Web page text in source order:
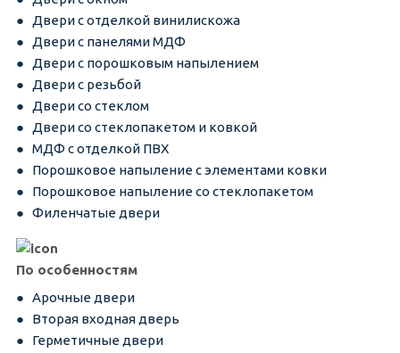
Двери с отделкой винилискожа
Двери с панелями МДФ
Двери с порошковым напылением
Двери с резьбой
Двери со стеклом
Двери со стеклопакетом и ковкой
МДФ с отделкой ПВХ
Порошковое напыление с элементами ковки
Порошковое напыление со стеклопакетом
Филенчатые двери
По особенностям
Арочные двери
Вторая входная дверь
Герметичные двери